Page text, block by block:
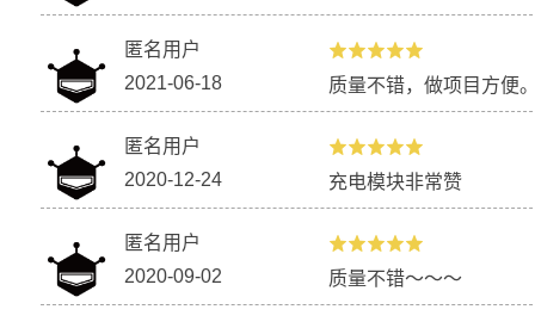
匿名用户
2021-06-18
质量不错，做项目方便
匿名用户
2020-12-24
充电模块非常赞
匿名用户
2020-09-02
质量不错～～～